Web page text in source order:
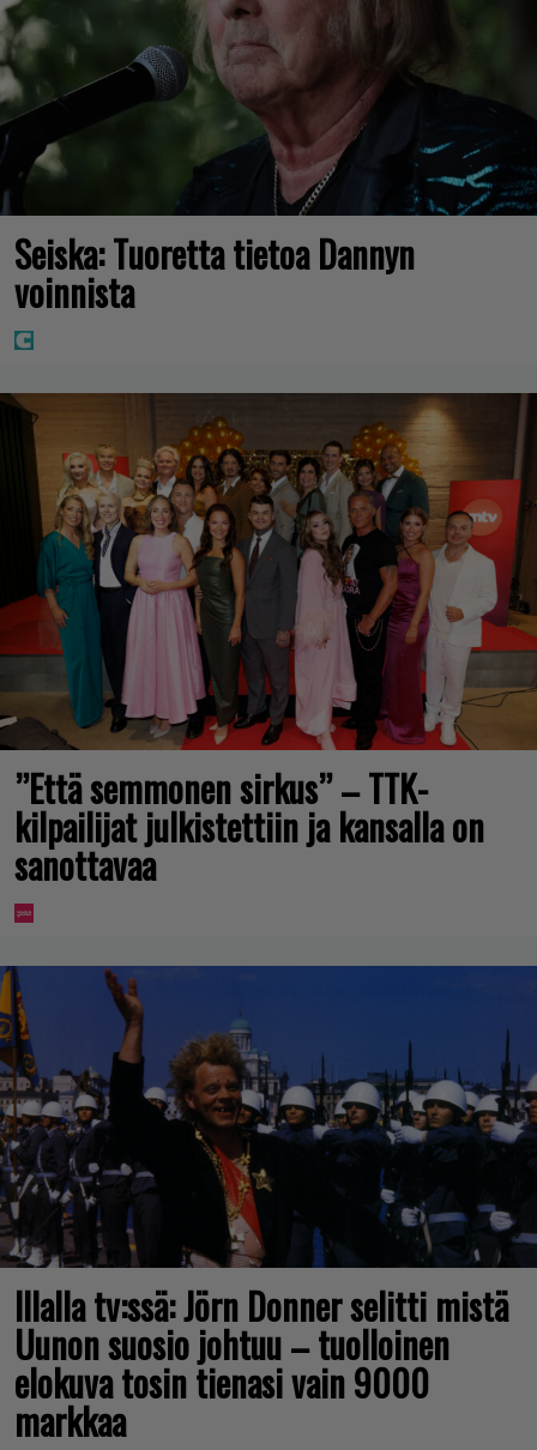
Seiska: Tuoretta tietoa Dannyn
voinnista
”Että semmonen sirkus” – TTK-
kilpailijat julkistettiin ja kansalla on
sanottavaa
Illalla tv:ssä: Jörn Donner selitti mistä
Uunon suosio johtuu – tuolloinen
elokuva tosin tienasi vain 9000
markkaa